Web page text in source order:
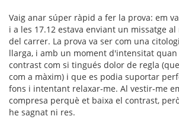
Vaig anar súper ràpid a fer la prova: em
i a les 17.12 estava enviant un missatge
del carrer. La prova va ser com una
llarga, i amb un moment d'intensitat quan
contrast com si tingués dolor de regla
com a màxim) i que es podia suportar
fons i intentant relaxar-me. Al vestir-me
compresa perquè et baixa el contrast,
he sagnat ni res.